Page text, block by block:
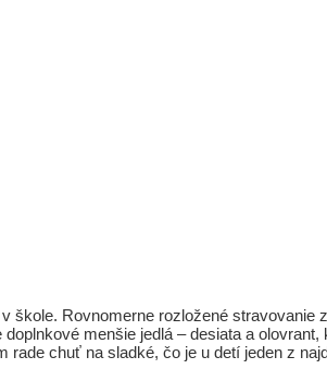
vývoj
škole. Rovnomerne rozložené
menšie jedlá – desiata a
chuť na sladké, čo je u detí jeden z